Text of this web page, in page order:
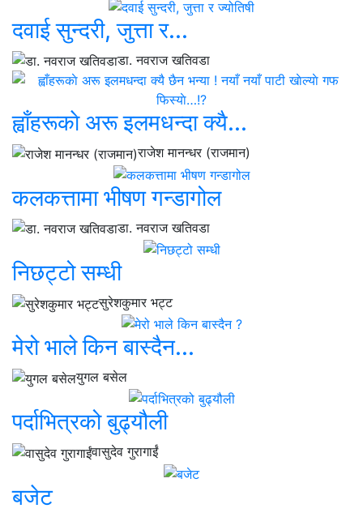
दवाई सुन्दरी, जुत्ता र...
डा. नवराज खतिवडा
ह्वाँहरूकाे अरू इलमधन्दा क्यै...
राजेश मानन्धर (राजमान)
कलकत्तामा भीषण गन्डागोल
डा. नवराज खतिवडा
निछट्टो सम्धी
सुरेशकुमार भट्ट
मेरो भाले किन बास्दैन...
युगल बसेल
पर्दाभित्रको बुढ्यौली
वासुदेव गुरागाईं
बजेट